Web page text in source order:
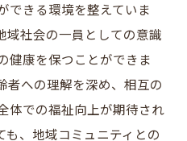
域連携の強化策
高めるための取り組み
す新たな福祉の形
域福祉を支える安城市
できる環境を整えていま
域社会の一員としての意識
健康を保つことができま
者への理解を深め、相互の
体での福祉向上が期待され
も、地域コミュニティとの